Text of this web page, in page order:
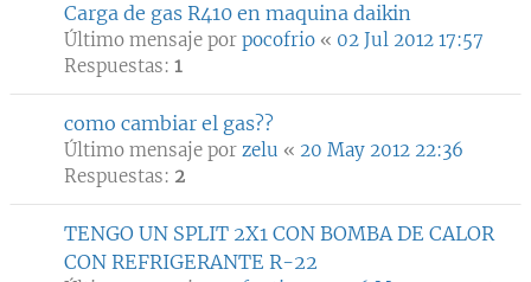
Carga de gas R410 en maquina daikin
Último mensaje por pocofrio « 02 Jul 2012 17:57
Respuestas: 1
como cambiar el gas??
Último mensaje por zelu « 20 May 2012 22:36
Respuestas: 2
TENGO UN SPLIT 2X1 CON BOMBA DE CALOR
CON REFRIGERANTE R-22